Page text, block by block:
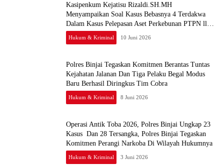
Kasipenkum Kejatisu Rizaldi.SH.MH
Menyampaikan Soal Kasus Bebasnya 4 Terdakwa
Dalam Kasus Pelepasan Aset Perkebunan PTPN ll
JPU, Akan Banding
Hukum & Kriminal 10 Juni 2026
Polres Binjai Tegaskan Komitmen Berantas Tuntas
Kejahatan Jalanan Dan Tiga Pelaku Begal Modus
Baru Berhasil Diringkus Tim Cobra
Hukum & Kriminal 8 Juni 2026
Operasi Antik Toba 2026, Polres Binjai Ungkap 23
Kasus Dan 28 Tersangka, Polres Binjai Tegaskan
Komitmen Perangi Narkoba Di Wilayah Hukumnya
Hukum & Kriminal 3 Juni 2026